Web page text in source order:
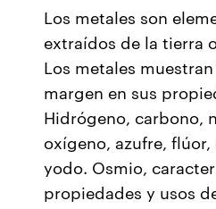
Los metales son
extraídos de la tierra
Los metales
margen en sus
Hidrógeno, carbono,
oxígeno, azufre,
yodo. Osmio,
propiedades y usos